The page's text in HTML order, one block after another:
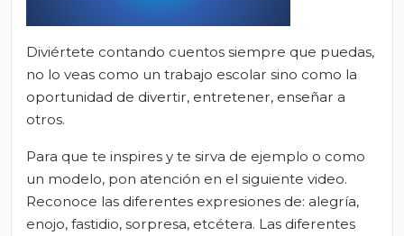
Diviértete contando cuentos siempre que puedas,
no lo veas como un trabajo escolar sino como la
oportunidad de divertir, entretener, enseñar a
otros.
Para que te inspires y te sirva de ejemplo o como
un modelo, pon atención en el siguiente video.
Reconoce las diferentes expresiones de: alegría,
enojo, fastidio, sorpresa, etcétera. Las diferentes